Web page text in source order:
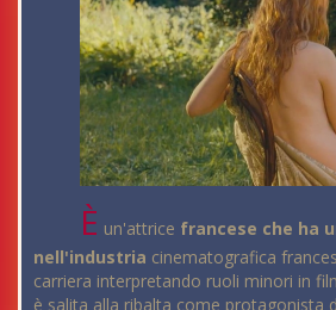
È un'attrice francese che ha
nell'industria cinematografica
carriera interpretando ruoli minori in
è salita alla ribalta come protagonista